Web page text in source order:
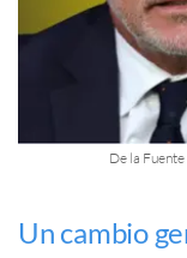
De la
Un cambio